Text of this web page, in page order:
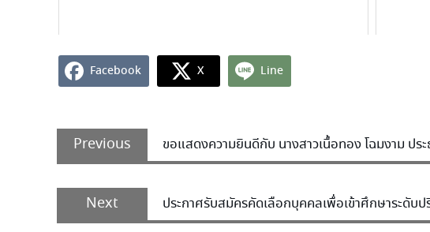
Facebook X Line
Previous ขอแสดงความยินดีกับ นางสาวเนื้อทอง โฉมงาม ป
Next ประกาศรับสมัครคัดเลือกบุคคลเพื่อเข้าศึกษาระ